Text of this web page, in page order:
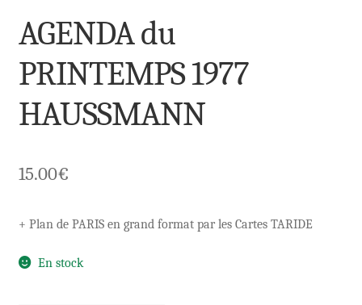
AGENDA du
PRINTEMPS 1977
HAUSSMANN
15.00€
+ Plan de PARIS en grand format par les Cartes TARIDE
En stock